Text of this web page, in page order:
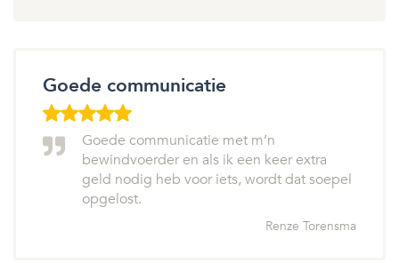
Goede communicatie
Goede communicatie met m’n
bewindvoerder en als ik een keer extra
geld nodig heb voor iets, wordt dat soepel
opgelost.
Renze Torensma